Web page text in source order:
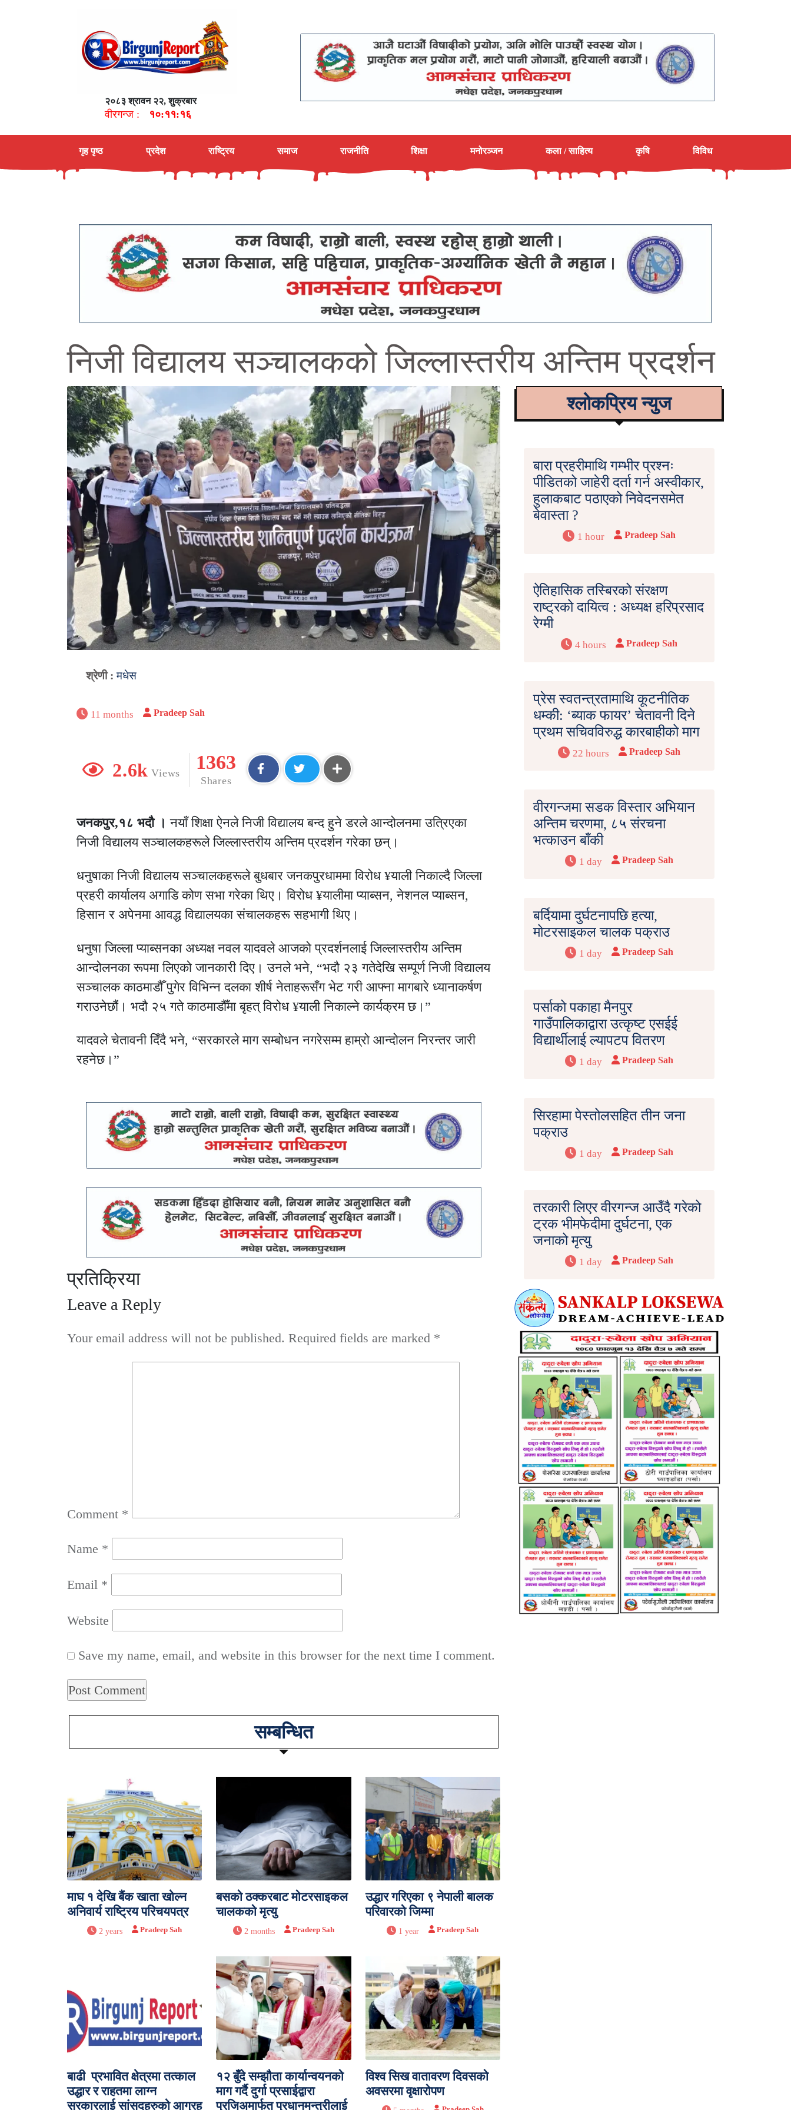
२०८३ श्रावन २२, शुक्रबार
वीरगन्ज : १०:११:१७
गृह पृष्ठ प्रदेश राष्ट्रिय समाज राजनीति शिक्षा मनोरञ्जन कला / साहित्य कृषि विविध
निजी विद्यालय सञ्चालकको जिल्लास्तरीय अन्तिम प्रदर्शन
श्रेणी :मधेस
11 months Pradeep Sah
2.6k Views
1363
Shares
जनकपुर,१८ भदौ । नयाँ शिक्षा ऐनले निजी विद्यालय बन्द हुने डरले आन्दोलनमा उत्रिएका
निजी विद्यालय सञ्चालकहरूले जिल्लास्तरीय अन्तिम प्रदर्शन गरेका छन्।
धनुषाका निजी विद्यालय सञ्चालकहरूले बुधबार जनकपुरधाममा विरोध ¥याली निकाल्दै जिल्ला
प्रहरी कार्यालय अगाडि कोण सभा गरेका थिए। विरोध ¥यालीमा प्याब्सन, नेशनल प्याब्सन,
हिसान र अपेनमा आवद्ध विद्यालयका संचालकहरू सहभागी थिए।
धनुषा जिल्ला प्याब्सनका अध्यक्ष नवल यादवले आजको प्रदर्शनलाई जिल्लास्तरीय अन्तिम
आन्दोलनका रूपमा लिएको जानकारी दिए। उनले भने, “भदौ २३ गतेदेखि सम्पूर्ण निजी विद्यालय
सञ्चालक काठमाडौँ पुगेर विभिन्न दलका शीर्ष नेताहरूसँग भेट गरी आफ्ना मागबारे ध्यानाकर्षण
गराउनेछौं। भदौ २५ गते काठमाडौँमा बृहत् विरोध ¥याली निकाल्ने कार्यक्रम छ।”
यादवले चेतावनी दिँदै भने, “सरकारले माग सम्बोधन नगरेसम्म हाम्रो आन्दोलन निरन्तर जारी
रहनेछ।”
प्रतिक्रिया
Leave a Reply
Your email address will not be published. Required fields are marked *
Comment *
Name *
Email *
Website
Save my name, email, and website in this browser for the next time I comment.
सम्बन्धित
माघ १ देखि बैंक खाता खोल्न
अनिवार्य राष्ट्रिय परिचयपत्र
2 years Pradeep Sah
बसको ठक्करबाट मोटरसाइकल
चालकको मृत्यु
2 months Pradeep Sah
उद्धार गरिएका ९ नेपाली बालक
परिवारको जिम्मा
1 year Pradeep Sah
बाढी प्रभावित क्षेत्रमा तत्काल
उद्धार र राहतमा लाग्न
सरकारलाई सांसदहरुको आग्रह
१२ बुँदे सम्झौता कार्यान्वयनको
माग गर्दै दुर्गा प्रसाईद्वारा
प्रजिअमार्फत प्रधानमन्त्रीलाई
विश्व सिख वातावरण दिवसको
अवसरमा वृक्षारोपण
श्लोकप्रिय न्युज
बारा प्रहरीमाथि गम्भीर प्रश्नः
पीडितको जाहेरी दर्ता गर्न अस्वीकार,
हुलाकबाट पठाएको निवेदनसमेत
बेवास्ता ?
1 hour Pradeep Sah
ऐतिहासिक तस्बिरको संरक्षण
राष्ट्रको दायित्व : अध्यक्ष हरिप्रसाद
रेग्मी
4 hours Pradeep Sah
प्रेस स्वतन्त्रतामाथि कूटनीतिक
धम्की: ‘ब्याक फायर’ चेतावनी दिने
प्रथम सचिवविरुद्ध कारबाहीको माग
22 hours Pradeep Sah
वीरगन्जमा सडक विस्तार अभियान
अन्तिम चरणमा, ८५ संरचना
भत्काउन बाँकी
1 day Pradeep Sah
बर्दियामा दुर्घटनापछि हत्या,
मोटरसाइकल चालक पक्राउ
1 day Pradeep Sah
पर्साको पकाहा मैनपुर
गाउँपालिकाद्वारा उत्कृष्ट एसईई
विद्यार्थीलाई ल्यापटप वितरण
1 day Pradeep Sah
सिरहामा पेस्तोलसहित तीन जना
पक्राउ
1 day Pradeep Sah
तरकारी लिएर वीरगन्ज आउँदै गरेको
ट्रक भीमफेदीमा दुर्घटना, एक
जनाको मृत्यु
1 day Pradeep Sah